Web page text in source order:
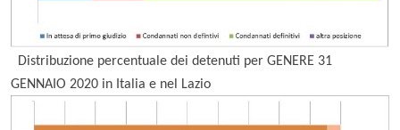
Distribuzione percentuale dei detenuti per GENERE 31
GENNAIO 2020 in Italia e nel Lazio